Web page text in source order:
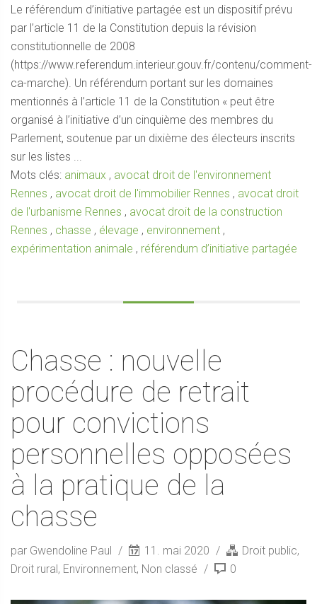
Le référendum d’initiative partagée est un dispositif prévu
par l’article 11 de la Constitution depuis la révision
constitutionnelle de 2008
(https://www.referendum.interieur.gouv.fr/contenu/comment-
ca-marche). Un référendum portant sur les domaines
mentionnés à l’article 11 de la Constitution « peut être
organisé à l’initiative d’un cinquième des membres du
Parlement, soutenue par un dixième des électeurs inscrits
sur les listes ...
Mots clés: animaux , avocat droit de l'environnement
Rennes , avocat droit de l'immobilier Rennes , avocat droit
de l'urbanisme Rennes , avocat droit de la construction
Rennes , chasse , élevage , environnement ,
expérimentation animale , référendum d’initiative partagée
Chasse : nouvelle
procédure de retrait
pour convictions
personnelles opposées
à la pratique de la
chasse
par Gwendoline Paul 11. mai 2020 Droit public,
Droit rural, Environnement, Non classé 0